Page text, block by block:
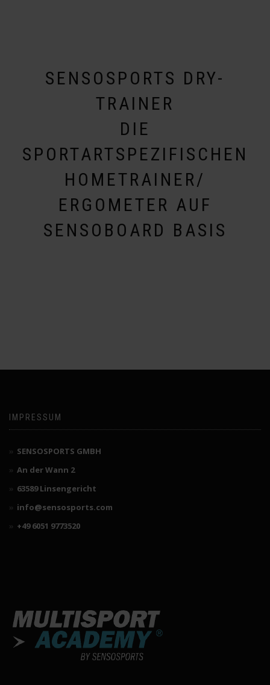
SENSOSPORTS DRY-
TRAINER
DIE
SPORTARTSPEZIFISCHEN
HOMETRAINER/
ERGOMETER AUF
SENSOBOARD BASIS
IMPRESSUM
SENSOSPORTS GMBH
An der Wann 2
63589 Linsengericht
info@sensosports.com
+49 6051 9773520